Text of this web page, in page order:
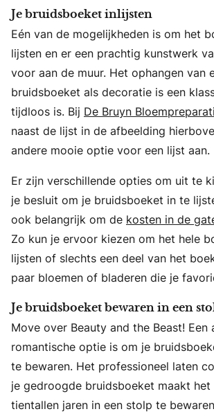
Je bruidsboeket inlijsten
Eén van de mogelijkheden is om het
lijsten en er een prachtig kunstwerk
voor aan de muur. Het ophangen van
bruidsboeket als decoratie is een
tijdloos is. Bij De Bruyn
naast de lijst in de afbeelding
andere mooie optie voor een lijst aan.
Er zijn verschillende opties om uit te
je besluit om je bruidsboeket in te
ook belangrijk om de kosten in de
Zo kun je ervoor kiezen om het hele
lijsten of slechts een deel van het
paar bloemen of bladeren die je
Je bruidsboeket bewaren in een
Move over Beauty and the Beast! Een
romantische optie is om je
te bewaren. Het professioneel laten
je gedroogde bruidsboeket maakt
tientallen jaren in een stolp te